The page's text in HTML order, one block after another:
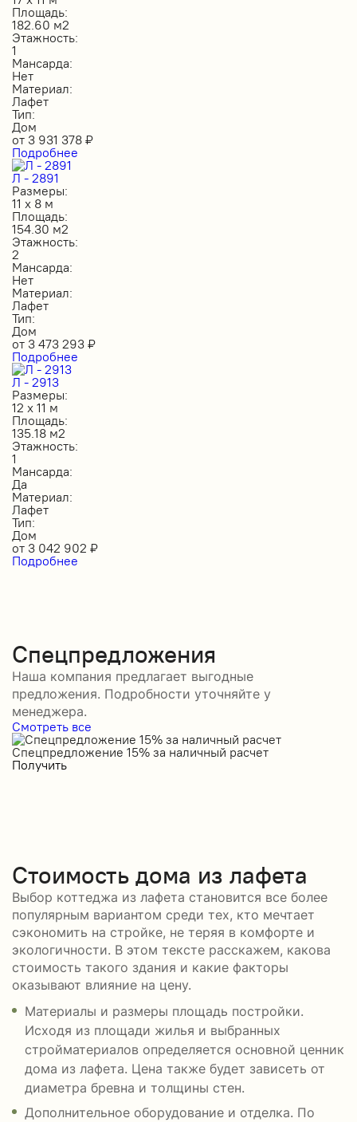
Площадь:
182.60 м2
Этажность:
1
Мансарда:
Нет
Материал:
Лафет
Тип:
Дом
от 3 931 378 ₽
Подробнее
Л - 2891
Размеры:
11 х 8 м
Площадь:
154.30 м2
Этажность:
2
Мансарда:
Нет
Материал:
Лафет
Тип:
Дом
от 3 473 293 ₽
Подробнее
Л - 2913
Размеры:
12 х 11 м
Площадь:
135.18 м2
Этажность:
1
Мансарда:
Да
Материал:
Лафет
Тип:
Дом
от 3 042 902 ₽
Подробнее
Спецпредложения
Наша компания предлагает выгодные
предложения. Подробности уточняйте у
менеджера.
Смотреть все
Спецпредложение 15% за наличный расчет
Получить
Стоимость дома из лафета
Выбор коттеджа из лафета становится все более
популярным вариантом среди тех, кто мечтает
сэкономить на стройке, не теряя в комфорте и
экологичности. В этом тексте расскажем, какова
стоимость такого здания и какие факторы
оказывают влияние на цену.
Материалы и размеры площадь постройки.
Исходя из площади жилья и выбранных
стройматериалов определяется основной ценник
дома из лафета. Цена также будет зависеть от
диаметра бревна и толщины стен.
Дополнительное оборудование и отделка. По